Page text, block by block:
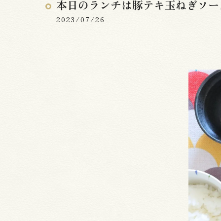
本日のランチは豚テキ玉ねぎソ
2023/07/26